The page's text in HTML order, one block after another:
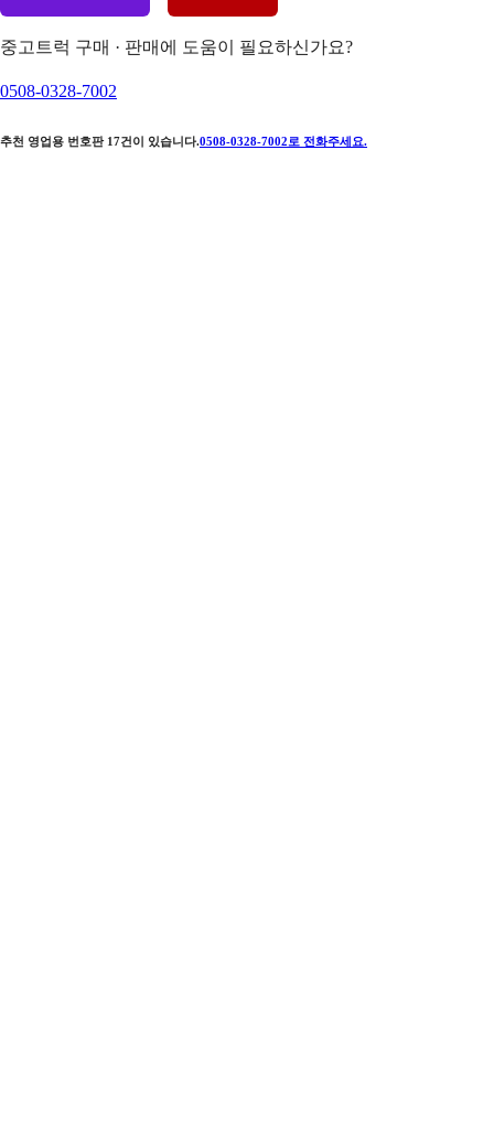
중고트럭 구매 · 판매에 도움이 필요하신가요?
0508-0328-7002
추천 영업용 번호판 17건이 있습니다.0508-0328-7002 로 전화주세요.